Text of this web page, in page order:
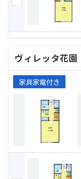
ヴィレッタ花園
家具家電付き